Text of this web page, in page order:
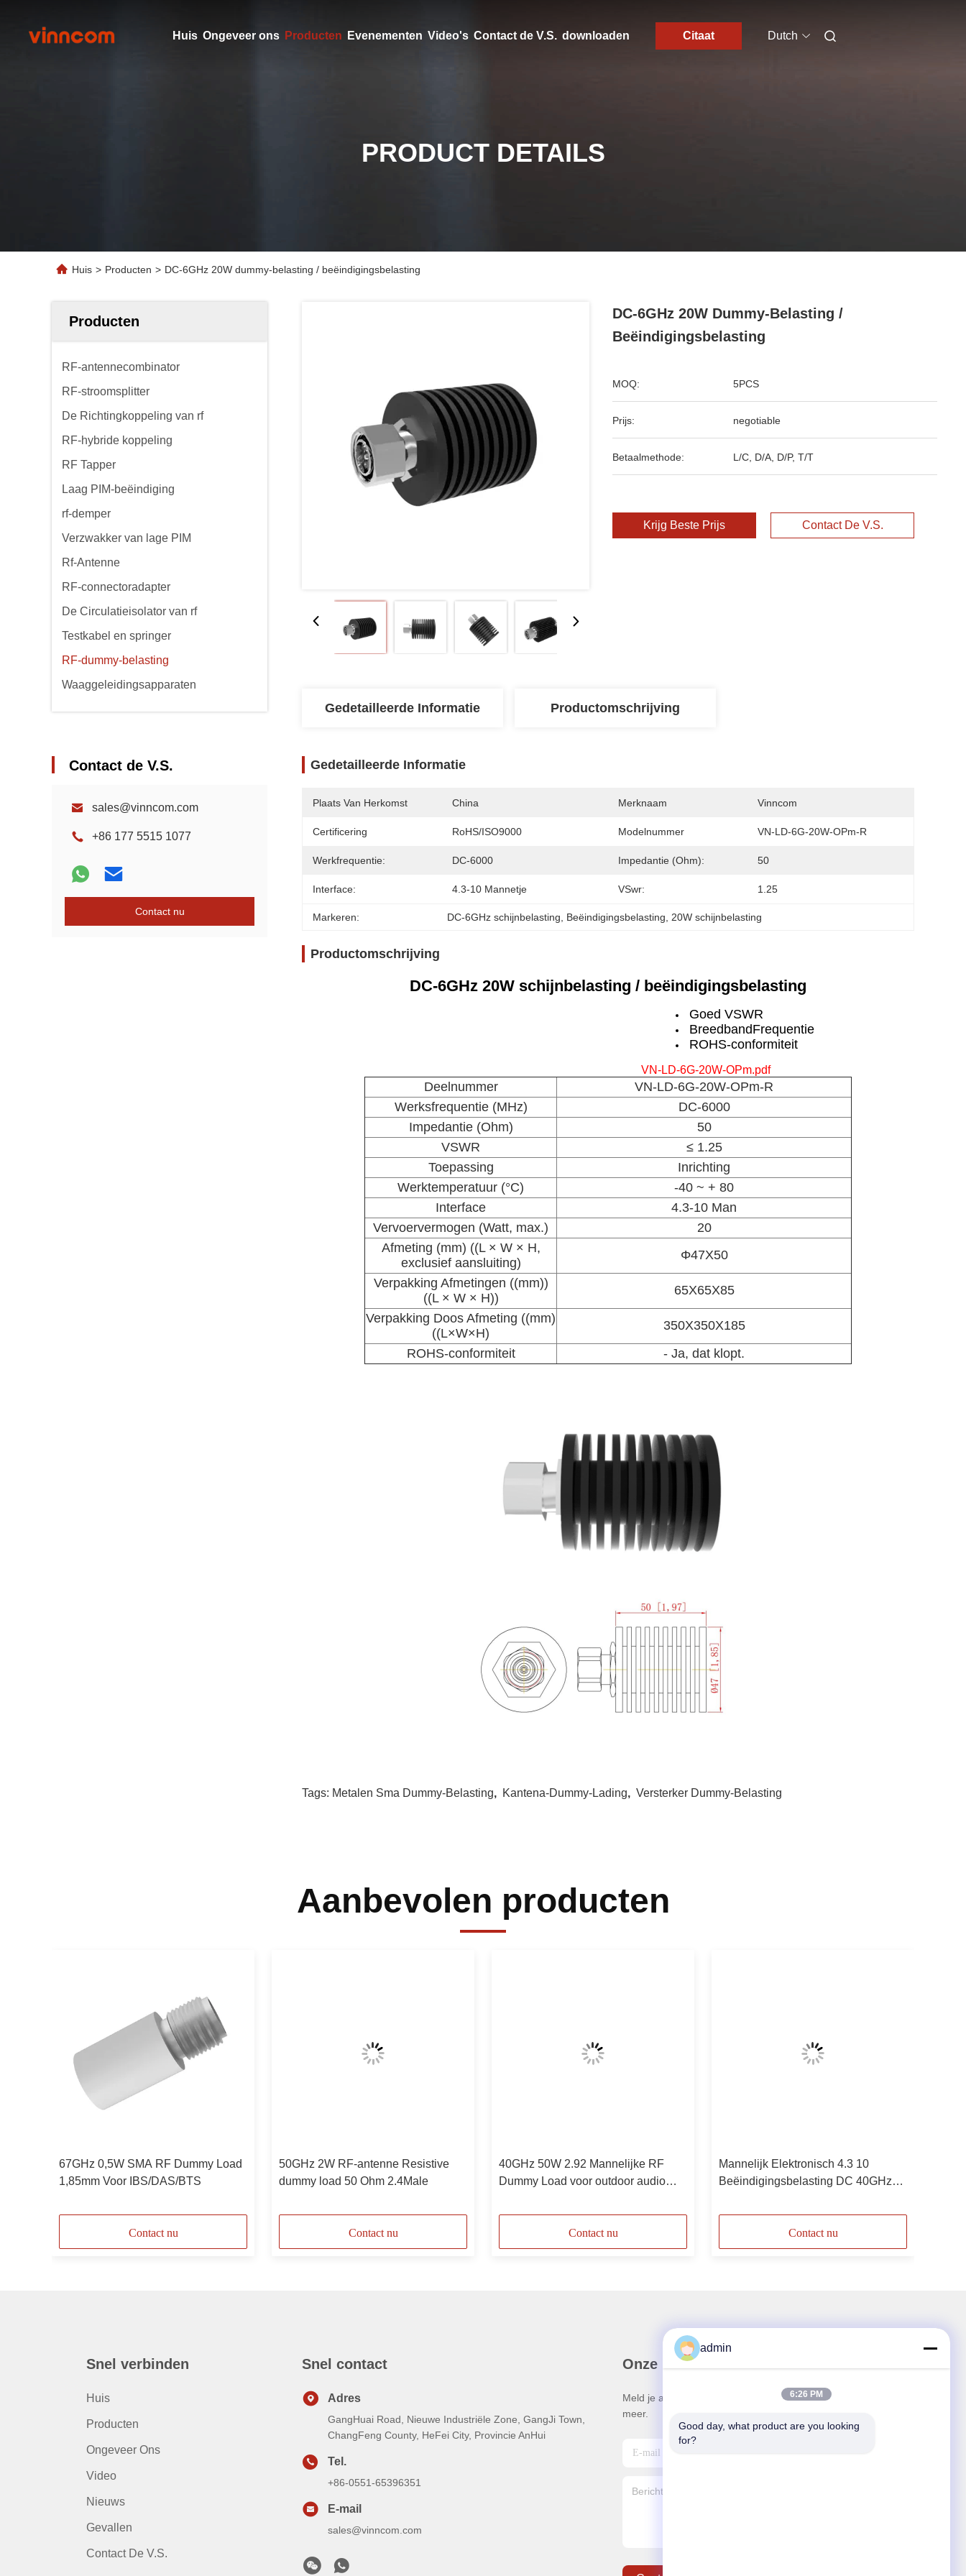
Huis Ongeveer ons Producten Evenementen Video's Contact de V.S. downloaden Citaat Dutch
PRODUCT DETAILS
Huis > Producten > DC-6GHz 20W dummy-belasting / beëindigingsbelasting
Producten
RF-antennecombinator
RF-stroomsplitter
De Richtingkoppeling van rf
RF-hybride koppeling
RF Tapper
Laag PIM-beëindiging
rf-demper
Verzwakker van lage PIM
Rf-Antenne
RF-connectoradapter
De Circulatieisolator van rf
Testkabel en springer
RF-dummy-belasting
Waaggeleidingsapparaten
Contact de V.S.
sales@vinncom.com
+86 177 5515 1077
Contact nu
DC-6GHz 20W Dummy-Belasting /
Beëindigingsbelasting
MOQ: 5PCS
Prijs: negotiable
Betaalmethode: L/C, D/A, D/P, T/T
Krijg Beste Prijs Contact De V.S.
Gedetailleerde Informatie Productomschrijving
Gedetailleerde Informatie
Plaats Van Herkomst China Merknaam Vinncom
Certificering RoHS/ISO9000 Modelnummer VN-LD-6G-20W-OPm-R
Werkfrequentie: DC-6000 Impedantie (Ohm): 50
Interface: 4.3-10 Mannetje VSwr: 1.25
Markeren: DC-6GHz schijnbelasting Beëindigingsbelasting 20W schijnbelasting
Productomschrijving
DC-6GHz 20W schijnbelasting / beëindigingsbelasting
Goed VSWR
BreedbandFrequentie
ROHS-conformiteit
VN-LD-6G-20W-OPm.pdf
Deelnummer
VN-LD-6G-20W-OPm-R
Werksfrequentie (MHz)
DC-6000
Impedantie (Ohm)
50
VSWR
≤ 1.25
Toepassing
Inrichting
Werktemperatuur (°C)
-40 ~ + 80
Interface
4.3-10 Man
Vervoervermogen (Watt, max.)
20
Afmeting (mm) ((L × W × H,
exclusief aansluiting)
Φ47X50
Verpakking Afmetingen ((mm))
((L × W × H))
65X65X85
Verpakking Doos Afmeting ((mm)
((L×W×H)
350X350X185
ROHS-conformiteit
- Ja, dat klopt.
Tags: Metalen Sma Dummy-Belasting, Kantena-Dummy-Lading, Versterker Dummy-Belasting
Aanbevolen producten
67GHz 0,5W SMA RF Dummy Load
1,85mm Voor IBS/DAS/BTS
Contact nu
50GHz 2W RF-antenne Resistive
dummy load 50 Ohm 2.4Male
Contact nu
40GHz 50W 2.92 Mannelijke RF
Dummy Load voor outdoor audio
Contact nu
Mannelijk Elektronisch 4.3 10
Beëindigingsbelasting DC 40GHz
Contact nu
Snel verbinden
Huis
Producten
Ongeveer Ons
Video
Nieuws
Gevallen
Contact De V.S.
Snel contact
Adres
GangHuai Road, Nieuwe Industriële Zone, GangJi Town,
ChangFeng County, HeFei City, Provincie AnHui
Tel.
+86-0551-65396351
E-mail
sales@vinncom.com
Onze Nieuwsbrief
Meld je aan voor onze nieuwsbrief voor kortingen en
meer.
admin
6:26 PM
Good day, what product are you looking
for?